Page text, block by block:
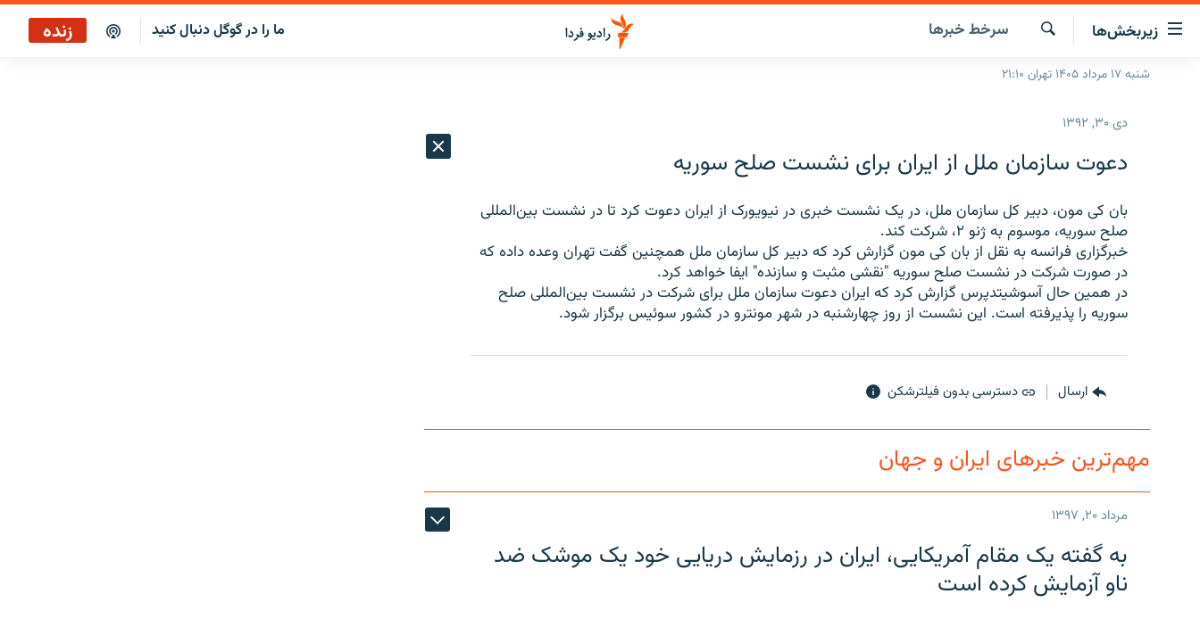
لینک‌های
قابلیت
دسترسی
زیربخش‌ها
صفحه اصلی
انتخاب کنید و بشنوید
برنامه‌های رادیویی
فرکانس‌ها
چندرسانه‌ای
گزارش‌های تصویری
گزارش‌های ویدئویی
جستجو
سرخط‌ خبرها ما را در گوگل دنبال کنید زنده
شنبه ۱۷ مرداد ۱۴۰۵ تهران ۲۱:۱۰
دی ۳۰, ۱۳۹۲
دعوت سازمان ملل از ایران برای نشست صلح سوریه
بان کی مون، دبیر کل سازمان ملل، در یک نشست خبری در نیویورک از ایران دعوت کرد تا در نشست بین‌المللی
صلح سوریه، موسوم به ژنو ۲، شرکت کند.
خبرگزاری فرانسه به نقل از بان کی مون گزارش کرد که دبیر کل سازمان ملل همچنین گفت تهران وعده داده که
در صورت شرکت در نشست صلح سوریه "نقشی مثبت و سازنده" ایفا خواهد کرد.
در همین حال آسوشیتدپرس گزارش کرد که ایران دعوت سازمان ملل برای شرکت در نشست بین‌المللی صلح
سوریه را پذیرفته است. این نشست از روز چهارشنبه در شهر مونترو در کشور سوئیس برگزار شود.
ارسال دسترسی بدون فیلترشکن
مهم‌ترین خبرهای ایران و جهان
مرداد ۲۰, ۱۳۹۷
به گفته یک مقام آمریکایی، ایران در رزمایش دریایی خود یک موشک ضد
ناو آزمایش کرده است